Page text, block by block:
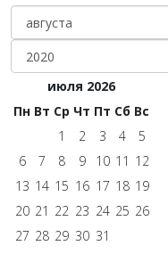
июля 2026
Пн Вт Ср Чт Пт Сб Вс
1
2 3 4
5
6
7 8 9 10 11 12
13 14 15 16 17 18 19
20 21 22 23 24 25 26
27 28 29 30 31